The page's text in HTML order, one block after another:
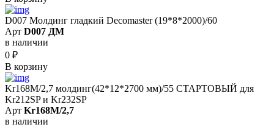
D007 Молдинг гладкий Decomaster (19*8*2000)/60
Арт D007 ДМ
в наличии
0 ₽
В корзину
Kr168M/2,7 молдинг(42*12*2700 мм)/55 СТАРТОВЫЙ для
Kr212SP и Kr232SP
Арт Kr168M/2,7
в наличии